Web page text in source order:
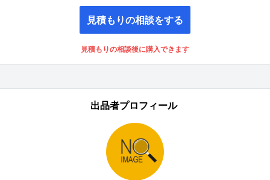
見積もりの相談をする
見積もりの相談後に購入できます
出品者プロフィール